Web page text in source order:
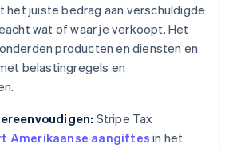
het juiste bedrag aan verschuldigde
wat of waar je verkoopt. Het
producten en diensten en
belastingregels en
Stripe Tax
Amerikaanse aangiftes in het